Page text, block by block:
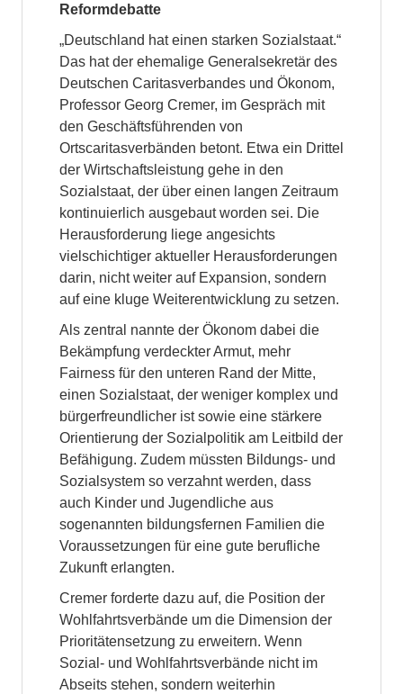
Reformdebatte
„Deutschland hat einen starken Sozialstaat.“
Das hat der ehemalige Generalsekretär des
Deutschen Caritasverbandes und Ökonom,
Professor Georg Cremer, im Gespräch mit
den Geschäftsführenden von
Ortscaritasverbänden betont. Etwa ein Drittel
der Wirtschaftsleistung gehe in den
Sozialstaat, der über einen langen Zeitraum
kontinuierlich ausgebaut worden sei. Die
Herausforderung liege angesichts
vielschichtiger aktueller Herausforderungen
darin, nicht weiter auf Expansion, sondern
auf eine kluge Weiterentwicklung zu setzen.
Als zentral nannte der Ökonom dabei die
Bekämpfung verdeckter Armut, mehr
Fairness für den unteren Rand der Mitte,
einen Sozialstaat, der weniger komplex und
bürgerfreundlicher ist sowie eine stärkere
Orientierung der Sozialpolitik am Leitbild der
Befähigung. Zudem müssten Bildungs- und
Sozialsystem so verzahnt werden, dass
auch Kinder und Jugendliche aus
sogenannten bildungsfernen Familien die
Voraussetzungen für eine gute berufliche
Zukunft erlangten.
Cremer forderte dazu auf, die Position der
Wohlfahrtsverbände um die Dimension der
Prioritätensetzung zu erweitern. Wenn
Sozial- und Wohlfahrtsverbände nicht im
Abseits stehen, sondern weiterhin